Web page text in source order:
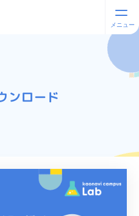
ンロード